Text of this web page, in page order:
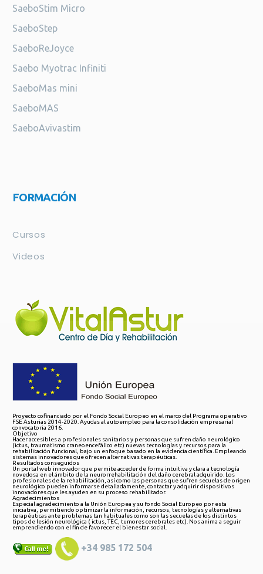
SaeboStim Micro
SaeboStep
SaeboReJoyce
Saebo Myotrac Infiniti
SaeboMas mini
SaeboMAS
SaeboAvivastim
FORMACIÓN
Cursos
Videos
Proyecto cofinanciado por el Fondo Social Europeo en el marco del Programa operativo
FSE Asturias 2014-2020. Ayudas al autoempleo para la consolidación empresarial
convocatoria 2016.
Objetivo
Hacer accesibles a profesionales sanitarios y personas que sufren daño neurológico
(ictus, traumatismo craneoencefálico etc) nuevas tecnologías y recursos para la
rehabilitación funcional, bajo un enfoque basado en la evidencia científica. Empleando
sistemas innovadores que ofrecen alternativas terapéuticas.
Resultados conseguidos
Un portal web innovador que permite acceder de forma intuitiva y clara a tecnología
novedosa en el ámbito de la neurorrehabilitación del daño cerebral adquirido. Los
profesionales de la rehabilitación, así como las personas que sufren secuelas de origen
neurológico pueden informarse detalladamente, contactar y adquirir dispositivos
innovadores que les ayuden en su proceso rehabilitador.
Agradecimientos
Especial agradecimiento a la Unión Europea y su fondo Social Europeo por esta
iniciativa, permitiendo optimizar la información, recursos, tecnologías y alternativas
terapéuticas ante problemas tan habituales como son las secuelas de los distintos
tipos de lesión neurológica ( ictus, TEC, tumores cerebrales etc). Nos anima a seguir
emprendiendo con el fin de favorecer el bienestar social.
+34 985 172 504